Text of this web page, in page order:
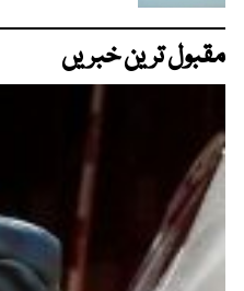
مقبول ترین خبریں